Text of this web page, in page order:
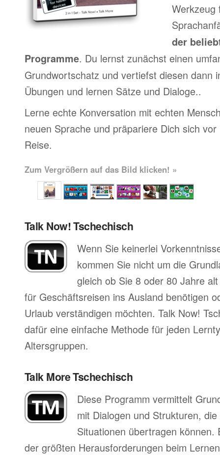
Werkzeug
der
Programme. Du lernst zunächst einen
Grundwortschatz und vertiefst diesen dann
Übungen und lernen Sätze und Dialoge..
Lerne echte Konversation mit echten
neuen Sprache und präpariere Dich sich
Reise.
Zum Vergrößern auf das Bild klicken! »
Talk Now! Tschechisch
Wenn Sie keinerlei
kommen Sie nicht um die
gleich ob Sie 8 oder 80 Jahre
für Geschäftsreisen ins Ausland benötigen
Urlaub verständigen möchten. Talk Now!
dafür eine einfache Methode für jeden
Altersgruppen.
Talk More Tschechisch
Diese Programm vermittelt
mit Dialogen und Strukturen,
Situationen übertragen können.
der größten Herausforderungen beim